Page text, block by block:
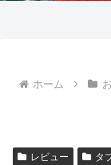
ホーム
レビュー タ